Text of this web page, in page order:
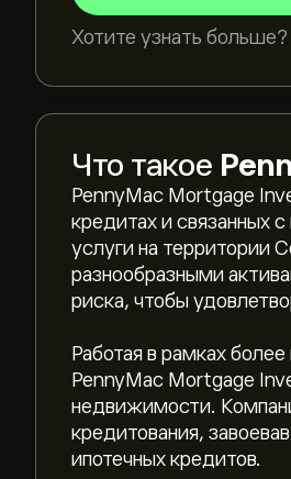
Хотите узнать
Что такое
PennyMac Mortgage
кредитах и связанных
услуги на территории
разнообразными
риска, чтобы
Работая в рамках
PennyMac Mortgage
недвижимости.
кредитования,
ипотечных кредитов.